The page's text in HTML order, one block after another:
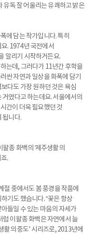
유독 잘 어울리는 유쾌하고 밝은
에 담는 작가입니다. 특히
요. 1974년 국전에서
알리기 시작하거든요.
는데, 그러다가 11년간 후학을
싼 자연과 일상을 화폭에 담기
다도 가장 원하던 것은 욕심
였다고 하는데요. 서울에서의
간이 더욱 필요했던 것
됩니다.
종 화백의 ‘제주생활의
.
절 중에서도 봄 풍경을 작품에
기도 했습니다. “꽃은 항상
들일 수 있는 마음의 자세가
럼 이왈종 화백은 자연에서 늘
활의 중도' 시리즈로, 2013년에